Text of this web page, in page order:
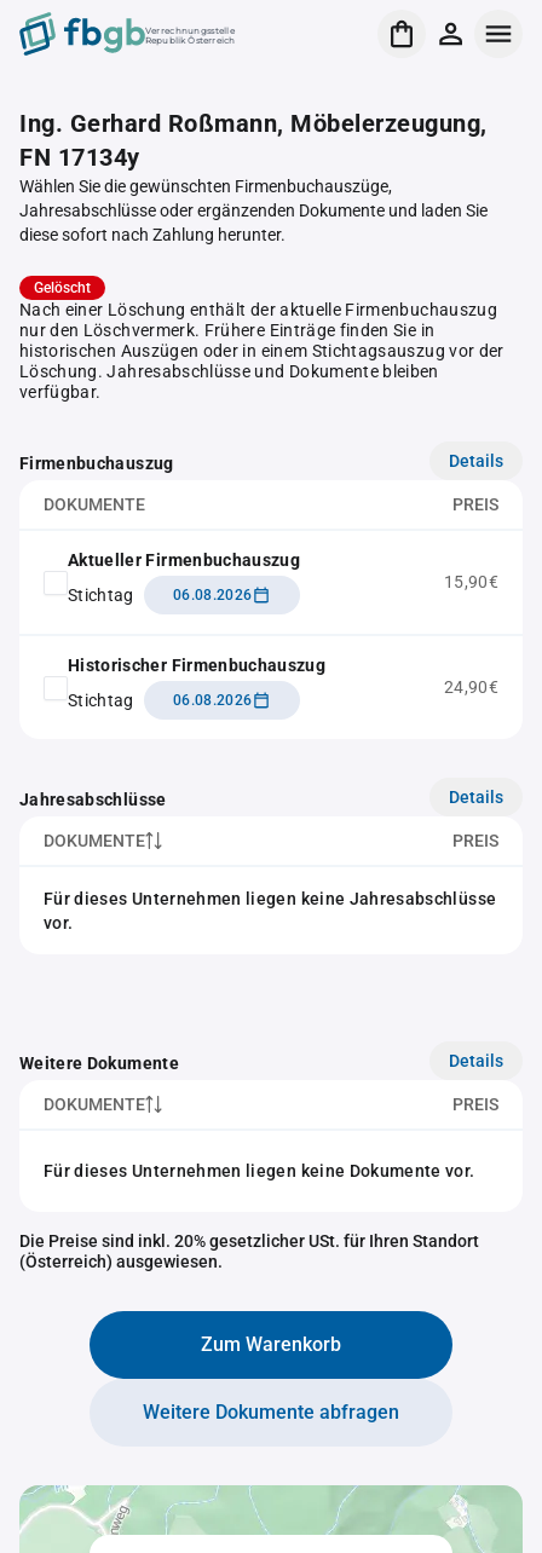
Verrechnungsstelle
Republik Österreich
Ing. Gerhard Roßmann, Möbelerzeugung,
FN 17134y
Wählen Sie die gewünschten Firmenbuchauszüge,
Jahresabschlüsse oder ergänzenden Dokumente und laden Sie
diese sofort nach Zahlung herunter.
Gelöscht
Nach einer Löschung enthält der aktuelle Firmenbuchauszug
nur den Löschvermerk. Frühere Einträge finden Sie in
historischen Auszügen oder in einem Stichtagsauszug vor der
Löschung. Jahresabschlüsse und Dokumente bleiben
verfügbar.
Firmenbuchauszug Details
DOKUMENTE PREIS
Aktueller Firmenbuchauszug
Stichtag
06.08.2026
15,90€
Historischer Firmenbuchauszug
Stichtag
06.08.2026
24,90€
Jahresabschlüsse Details
DOKUMENTE PREIS
Für dieses Unternehmen liegen keine Jahresabschlüsse
vor.
Weitere Dokumente Details
DOKUMENTE PREIS
Für dieses Unternehmen liegen keine Dokumente vor.
Die Preise sind inkl. 20% gesetzlicher USt. für Ihren Standort
(Österreich) ausgewiesen.
Zum Warenkorb
Weitere Dokumente abfragen